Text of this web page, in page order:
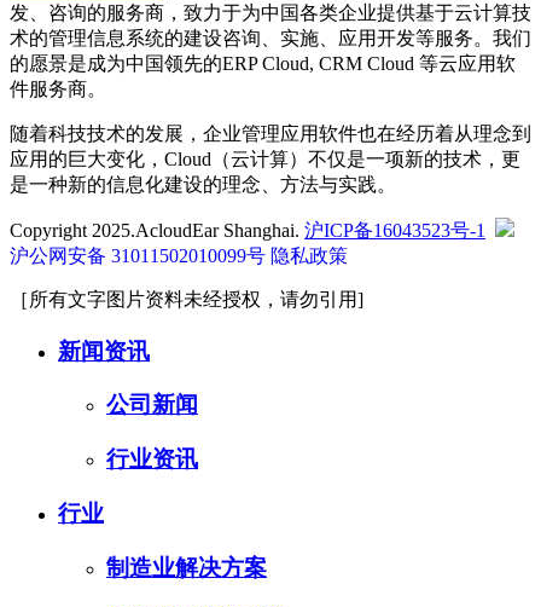
发、咨询的服务商，致力于为中国各类企业提供基于云计算技
术的管理信息系统的建设咨询、实施、应用开发等服务。我们
的愿景是成为中国领先的ERP Cloud, CRM Cloud 等云应用软
件服务商。
随着科技技术的发展，企业管理应用软件也在经历着从理念到
应用的巨大变化，Cloud（云计算）不仅是一项新的技术，更
是一种新的信息化建设的理念、方法与实践。
Copyright 2025.AcloudEar Shanghai. 沪ICP备16043523号-1
沪公网安备 31011502010099号 隐私政策
［所有文字图片资料未经授权，请勿引用]
新闻资讯
公司新闻
行业资讯
行业
制造业解决方案